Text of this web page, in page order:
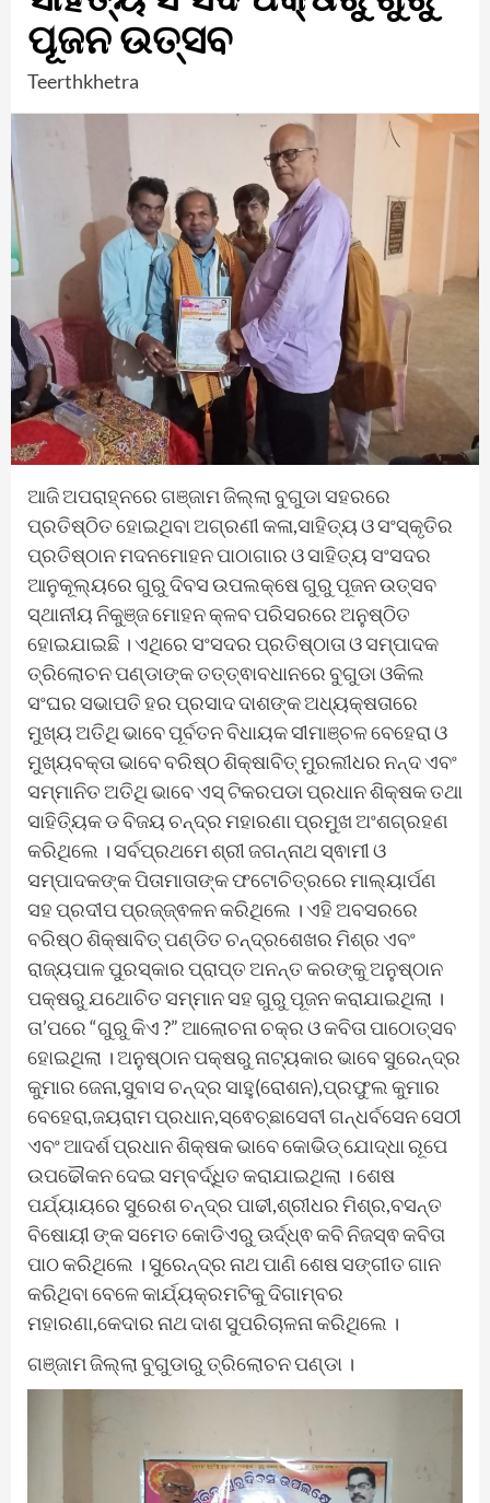
ପୂଜନ ଉତ୍ସବ
Teerthkhetra
ଆଜି ଅପରାହ୍ନରେ ଗଞ୍ଜାମ ଜିଲ୍ଲା ବୁଗୁଡା ସହରରେ
ପ୍ରତିଷ୍ଠିତ ହୋଇଥିବା ଅଗ୍ରଣୀ କଳା,ସାହିତ୍ୟ ଓ ସଂସ୍କୃତିର
ପ୍ରତିଷ୍ଠାନ ମଦନମୋହନ ପାଠାଗାର ଓ ସାହିତ୍ୟ ସଂସଦର
ଆନୁକୂଲ୍ୟରେ ଗୁରୁ ଦିବସ ଉପଲକ୍ଷେ ଗୁରୁ ପୂଜନ ଉତ୍ସବ
ସ୍ଥାନୀୟ ନିକୁଞ୍ଜ ମୋହନ କ୍ଳବ ପରିସରରେ ଅନୁଷ୍ଠିତ
ହୋଇଯାଇଛି । ଏଥିରେ ସଂସଦର ପ୍ରତିଷ୍ଠାତା ଓ ସମ୍ପାଦକ
ତ୍ରିଲୋଚନ ପଣ୍ଡାଙ୍କ ତତ୍ତ୍ଵାବଧାନରେ ବୁଗୁଡା ଓକିଲ
ସଂଘର ସଭାପତି ହର ପ୍ରସାଦ ଦାଶଙ୍କ ଅଧ୍ୟକ୍ଷତାରେ
ମୁଖ୍ୟ ଅତିଥି ଭାବେ ପୂର୍ବତନ ବିଧାୟକ ସୀମାଞ୍ଚଳ ବେହେରା ଓ
ମୁଖ୍ୟବକ୍ତା ଭାବେ ବରିଷ୍ଠ ଶିକ୍ଷାବିତ୍ ମୁରଲୀଧର ନନ୍ଦ ଏବଂ
ସମ୍ମାନିତ ଅତିଥି ଭାବେ ଏସ୍ ଟିକରପଡା ପ୍ରଧାନ ଶିକ୍ଷକ ତଥା
ସାହିତ୍ୟିକ ଡ ବିଜୟ ଚନ୍ଦ୍ର ମହାରଣା ପ୍ରମୁଖ ଅଂଶଗ୍ରହଣ
କରିଥିଲେ । ସର୍ବପ୍ରଥମେ ଶ୍ରୀ ଜଗନ୍ନାଥ ସ୍ଵାମୀ ଓ
ସମ୍ପାଦକଙ୍କ ପିତାମାତାଙ୍କ ଫଟୋଚିତ୍ରରେ ମାଲ୍ୟାର୍ପଣ
ସହ ପ୍ରଦୀପ ପ୍ରଜ୍ଜ୍ଵଳନ କରିଥିଲେ । ଏହି ଅବସରରେ
ବରିଷ୍ଠ ଶିକ୍ଷାବିତ୍ ପଣ୍ଡିତ ଚନ୍ଦ୍ରଶେଖର ମିଶ୍ର ଏବଂ
ରାଜ୍ୟପାଳ ପୁରସ୍କାର ପ୍ରାପ୍ତ ଅନନ୍ତ କରଙ୍କୁ ଅନୁଷ୍ଠାନ
ପକ୍ଷରୁ ଯଥୋଚିତ ସମ୍ମାନ ସହ ଗୁରୁ ପୂଜନ କରାଯାଇଥିଲା ।
ତା’ପରେ “ଗୁରୁ କିଏ ?” ଆଲୋଚନା ଚକ୍ର ଓ କବିତା ପାଠୋତ୍ସବ
ହୋଇଥିଲା । ଅନୁଷ୍ଠାନ ପକ୍ଷରୁ ନାଟ୍ୟକାର ଭାବେ ସୁରେନ୍ଦ୍ର
କୁମାର ଜେନା,ସୁବାସ ଚନ୍ଦ୍ର ସାହୁ(ରୋଶନ),ପ୍ରଫୁଲ କୁମାର
ବେହେରା,ଜୟରାମ ପ୍ରଧାନ,ସ୍ଵେଚ୍ଛାସେବୀ ଗନ୍ଧର୍ବସେନ ସେଠୀ
ଏବଂ ଆଦର୍ଶ ପ୍ରଧାନ ଶିକ୍ଷକ ଭାବେ କୋଭିଡ୍ ଯୋଦ୍ଧା ରୂପେ
ଉପଢୌକନ ଦେଇ ସମ୍ବର୍ଦ୍ଧିତ କରାଯାଇଥିଲା । ଶେଷ
ପର୍ଯ୍ୟାୟରେ ସୁରେଶ ଚନ୍ଦ୍ର ପାଢୀ,ଶ୍ରୀଧର ମିଶ୍ର,ବସନ୍ତ
ବିଷୋୟୀ ଙ୍କ ସମେତ କୋଡିଏରୁ ଊର୍ଦ୍ଧ୍ଵ କବି ନିଜସ୍ଵ କବିତା
ପାଠ କରିଥିଲେ । ସୁରେନ୍ଦ୍ର ନାଥ ପାଣି ଶେଷ ସଙ୍ଗୀତ ଗାନ
କରିଥିବା ବେଳେ କାର୍ଯ୍ୟକ୍ରମଟିକୁ ଦିଗାମ୍ବର
ମହାରଣା,କେଦାର ନାଥ ଦାଶ ସୁପରିଚାଳନା କରିଥିଲେ ।
ଗଞ୍ଜାମ ଜିଲ୍ଲା ବୁଗୁଡାରୁ ତ୍ରିଲୋଚନ ପଣ୍ଡା ।